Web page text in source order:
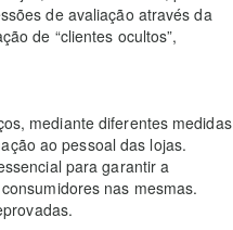
de avaliação através da
de “clientes ocultos”,
mediante diferentes medidas
ao pessoal das lojas.
para garantir a
nas mesmas.